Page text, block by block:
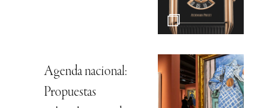
Agenda nacional:
Propuestas